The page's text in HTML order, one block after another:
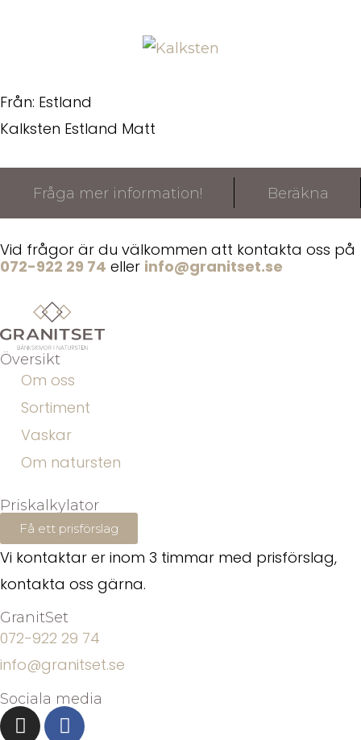
Från: Estland
Kalksten Estland Matt
Fråga mer information! Beräkna
Vid frågor är du välkommen att kontakta oss på
072-922 29 74 eller info@granitset.se
Översikt
Om oss
Sortiment
Vaskar
Om natursten
Priskalkylator
Få ett prisförslag
Vi kontaktar er inom 3 timmar med prisförslag,
kontakta oss gärna.
GranitSet
072-922 29 74
info@granitset.se
Sociala media